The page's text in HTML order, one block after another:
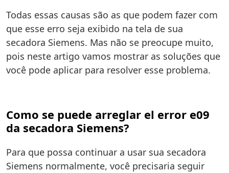
Todas essas causas são as que podem fazer com
que esse erro seja exibido na tela de sua
secadora Siemens. Mas não se preocupe muito,
pois neste artigo vamos mostrar as soluções que
você pode aplicar para resolver esse problema.
Como se puede arreglar el error e09
da secadora Siemens?
Para que possa continuar a usar sua secadora
Siemens normalmente, você precisaria seguir